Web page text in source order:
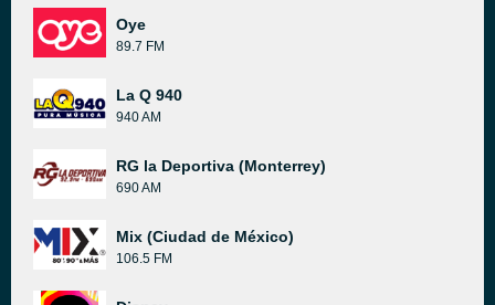
Oye
89.7 FM
La Q 940
940 AM
RG la Deportiva (Monterrey)
690 AM
Mix (Ciudad de México)
106.5 FM